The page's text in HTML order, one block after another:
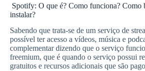
Spotify: O que é? Como funciona? Como
instalar?
Sabendo que trata-se de um serviço de
possível ter acesso a vídeos, música e
complementar dizendo que o serviço
freemium, que é quando o serviço possui
gratuitos e recursos adicionais que são